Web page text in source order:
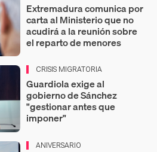
Extremadura comunica por
carta al Ministerio que no
acudirá a la reunión sobre
el reparto de menores
CRISIS MIGRATORIA
Guardiola exige al
gobierno de Sánchez
"gestionar antes que
imponer"
ANIVERSARIO